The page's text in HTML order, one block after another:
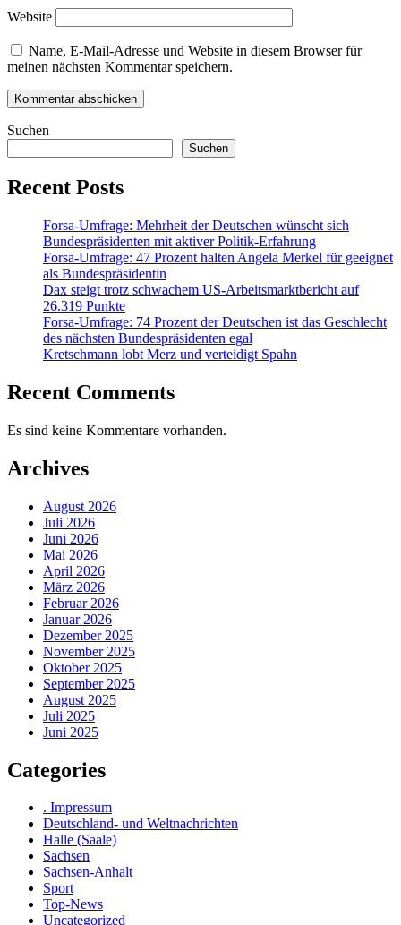
Website
Name, E-Mail-Adresse und Website in diesem Browser für
meinen nächsten Kommentar speichern.
Suchen
Suchen
Recent Posts
Forsa-Umfrage: Mehrheit der Deutschen wünscht sich
Bundespräsidenten mit aktiver Politik-Erfahrung
Forsa-Umfrage: 47 Prozent halten Angela Merkel für geeignet
als Bundespräsidentin
Dax steigt trotz schwachem US-Arbeitsmarktbericht auf
26.319 Punkte
Forsa-Umfrage: 74 Prozent der Deutschen ist das Geschlecht
des nächsten Bundespräsidenten egal
Kretschmann lobt Merz und verteidigt Spahn
Recent Comments
Es sind keine Kommentare vorhanden.
Archives
August 2026
Juli 2026
Juni 2026
Mai 2026
April 2026
März 2026
Februar 2026
Januar 2026
Dezember 2025
November 2025
Oktober 2025
September 2025
August 2025
Juli 2025
Juni 2025
Categories
. Impressum
Deutschland- und Weltnachrichten
Halle (Saale)
Sachsen
Sachsen-Anhalt
Sport
Top-News
Uncategorized